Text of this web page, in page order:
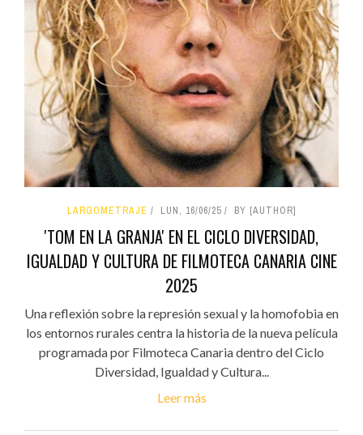
LARGOMETRAJE LUN, 16/06/25 BY [AUTHOR]
'TOM EN LA GRANJA' EN EL CICLO DIVERSIDAD,
IGUALDAD Y CULTURA DE FILMOTECA CANARIA CINE
2025
Una reflexión sobre la represión sexual y la homofobia en
los entornos rurales centra la historia de la nueva película
programada por Filmoteca Canaria dentro del Ciclo
Diversidad, Igualdad y Cultura...
Leer más